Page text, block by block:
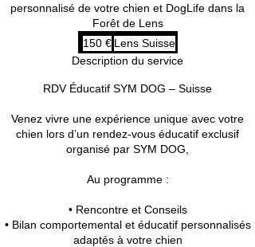
personnalisé de votre chien et DogLife dans la
Forêt de Lens
150
euros
150 € Lens Suisse
Description du service
RDV Éducatif SYM DOG – Suisse
Venez vivre une expérience unique avec votre
chien lors d’un rendez-vous éducatif exclusif
organisé par SYM DOG,
Au programme :
• Rencontre et Conseils
• Bilan comportemental et éducatif personnalisés
adaptés à votre chien